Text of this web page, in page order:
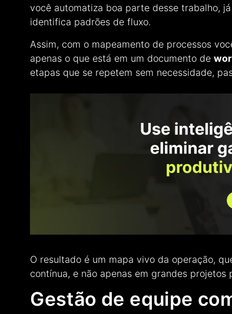
você automatiza boa parte desse trabalho,
identifica padrões de fluxo.
Assim, com o mapeamento de processos
apenas o que está em um documento de
etapas que se repetem sem necessidade,
O resultado é um mapa vivo da operação,
contínua, e não apenas em grandes projetos
Gestão de equipe